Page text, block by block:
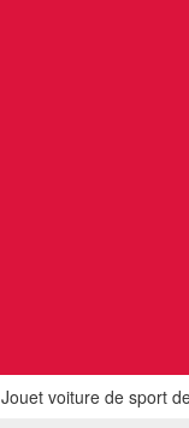
Jouet voiture de sport